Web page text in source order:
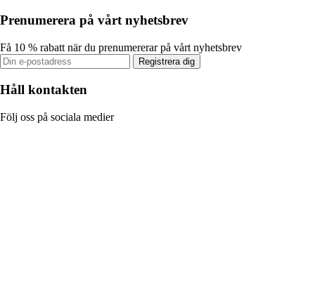
Prenumerera på vårt nyhetsbrev
Få 10 % rabatt när du prenumererar på vårt nyhetsbrev
Registrera dig
Håll kontakten
Följ oss på sociala medier